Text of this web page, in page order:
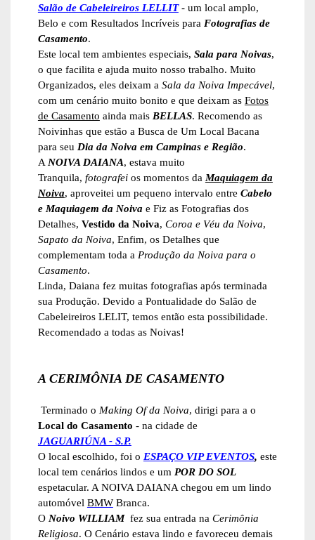
Salão de Cabeleireiros LELLIT- um local amplo,
Belo e com Resultados Incríveis para Fotografias de
Casamento.
Este local tem ambientes especiais, Sala para Noivas,
o que facilita e ajuda muito nosso trabalho. Muito
Organizados, eles deixam a Sala da Noiva Impecável,
com um cenário muito bonito e que deixam as Fotos
de Casamento ainda mais BELLAS. Recomendo as
Noivinhas que estão a Busca de Um Local Bacana
para seu Dia da Noiva em Campinas e Região.
A NOIVA DAIANA, estava muito
Tranquila, fotografeios momentos da Maquiagem da
Noiva, aproveitei um pequeno intervalo entre Cabelo
e Maquiagem da Noiva e Fiz as Fotografias dos
Detalhes, Vestido da Noiva, Coroa e Véu da Noiva,
Sapato da Noiva, Enfim, os Detalhes que
complementam toda a Produção da Noiva para o
Casamento.
Linda, Daiana fez muitas fotografias após terminada
sua Produção. Devido a Pontualidade do Salão de
Cabeleireiros LELIT, temos então esta possibilidade.
Recomendado a todas as Noivas!
A CERIMÔNIA DE CASAMENTO
Terminado o Making Of da Noiva, dirigi para a o
Local do Casamento - na cidade de
JAGUARIÚNA - S.P.
O local escolhido, foi o ESPAÇO VIP EVENTOS, este
local tem cenários lindos e um POR DO SOL
espetacular. A NOIVA DAIANA chegou em um lindo
automóvel BMWBranca.
ONoivo WILLIAMfez sua entrada na Cerimônia
Religiosa. O Cenário estava lindo e favoreceu demais